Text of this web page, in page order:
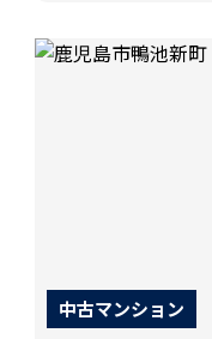
中古マンション